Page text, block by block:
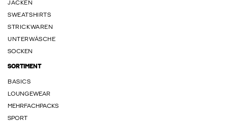
JACKEN
SWEATSHIRTS
STRICKWAREN
UNTERWÄSCHE
SOCKEN
SORTIMENT
BASICS
LOUNGEWEAR
MEHRFACHPACKS
SPORT